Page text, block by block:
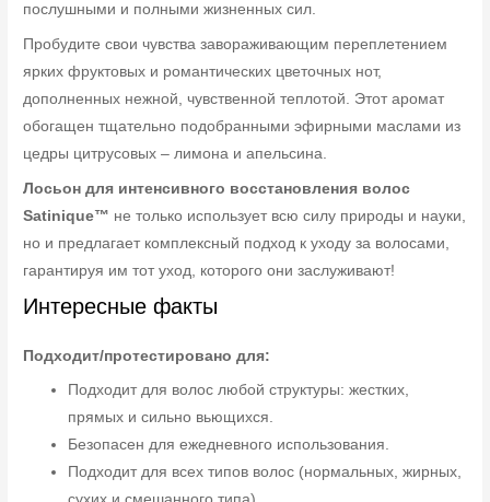
послушными и полными жизненных сил.
Пробудите свои чувства завораживающим переплетением
ярких фруктовых и романтических цветочных нот,
дополненных нежной, чувственной теплотой. Этот аромат
обогащен тщательно подобранными эфирными маслами из
цедры цитрусовых – лимона и апельсина.
Лосьон для интенсивного восстановления волос
Satinique™ не только использует всю силу природы и науки,
но и предлагает комплексный подход к уходу за волосами,
гарантируя им тот уход, которого они заслуживают!
Интересные факты
Подходит/протестировано для:
Подходит для волос любой структуры: жестких,
прямых и сильно вьющихся.
Безопасен для ежедневного использования.
Подходит для всех типов волос (нормальных, жирных,